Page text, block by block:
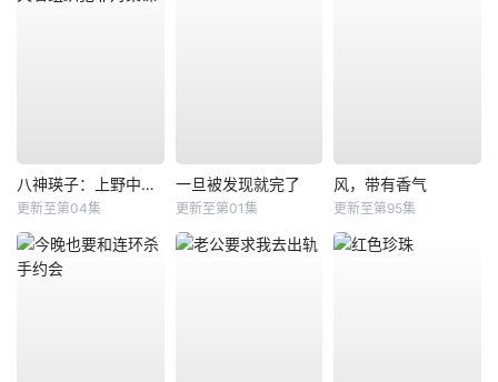
八神瑛子：上野中央署组织犯罪对策课
更新至第04集
一旦被发现就完了
更新至第01集
风，带有香气
更新至第95集